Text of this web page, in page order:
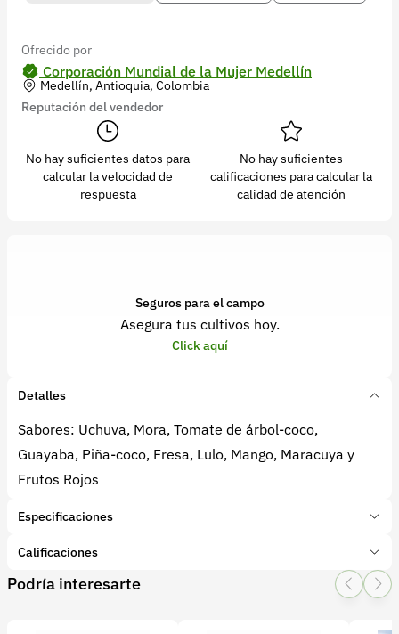
Ofrecido por
Corporación Mundial de la Mujer Medellín
Medellín, Antioquia, Colombia
Reputación del vendedor
No hay suficientes datos para
calcular la velocidad de
respuesta
No hay suficientes
calificaciones para calcular la
calidad de atención
Seguros para el campo
Asegura tus cultivos hoy.
Click aquí
Detalles
Sabores: Uchuva, Mora, Tomate de árbol-coco,
Guayaba, Piña-coco, Fresa, Lulo, Mango, Maracuya y
Frutos Rojos
Especificaciones
Marca:
Delicias de la Aldea
Tipo de producto:Producto final
Calificaciones
1 Star
2 Star
3 Star4 Star
Podría interesarte
Versión 5.45.0
Síguenos